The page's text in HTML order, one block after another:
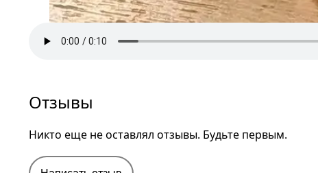
Отзывы
Никто еще не оставлял отзывы. Будьте первым.